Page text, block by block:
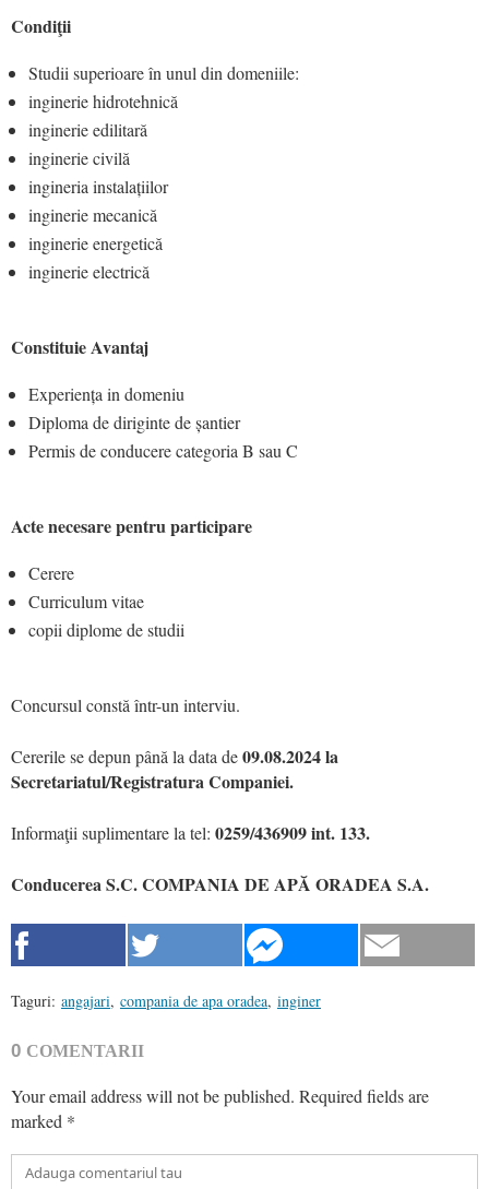
Condiţii
Studii superioare în unul din domeniile:
inginerie hidrotehnică
inginerie edilitară
inginerie civilă
ingineria instalațiilor
inginerie mecanică
inginerie energetică
inginerie electrică
Constituie Avantaj
Experiența in domeniu
Diploma de diriginte de șantier
Permis de conducere categoria B sau C
Acte necesare pentru participare
Cerere
Curriculum vitae
copii diplome de studii
Concursul constă într-un interviu.
Cererile se depun până la data de09.08.2024 la
Secretariatul/Registratura Companiei.
Informaţii suplimentare la tel: 0259/436909 int. 133.
Conducerea S.C. COMPANIA DE APĂ ORADEA S.A.
Taguri: angajari, compania de apa oradea, inginer
0 COMENTARII
Your email address will not be published. Required fields are
marked *